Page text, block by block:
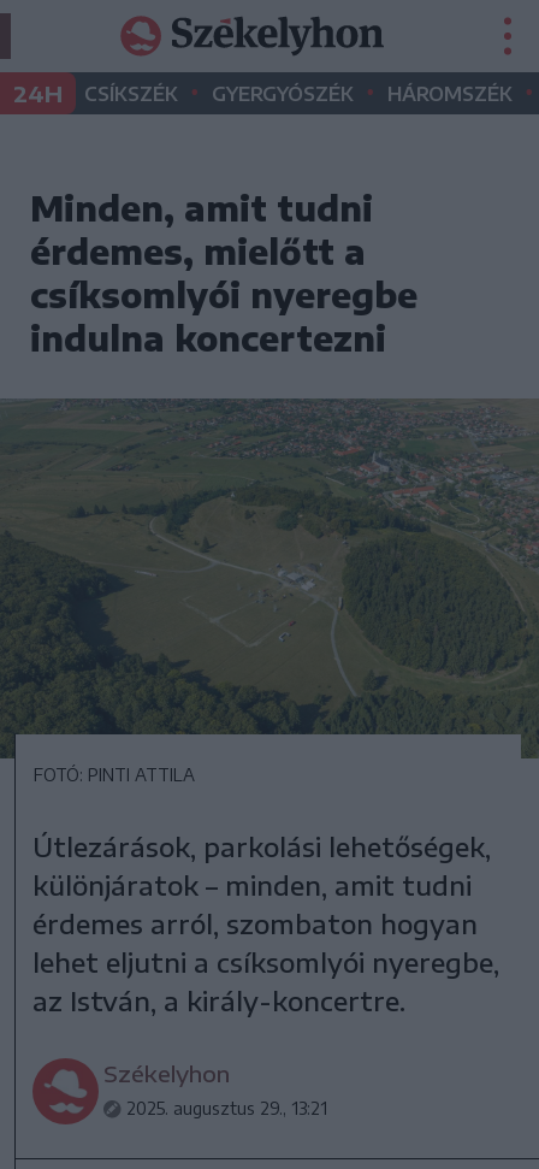
24H CSÍKSZÉK • GYERGYÓSZÉK • HÁROMSZÉK •
Minden, amit tudni
érdemes, mielőtt a
csíksomlyói nyeregbe
indulna koncertezni
FOTÓ: PINTI ATTILA
Útlezárások, parkolási lehetőségek,
különjáratok – minden, amit tudni
érdemes arról, szombaton hogyan
lehet eljutni a csíksomlyói nyeregbe,
az István, a király-koncertre.
Székelyhon
2025. augusztus 29., 13:21